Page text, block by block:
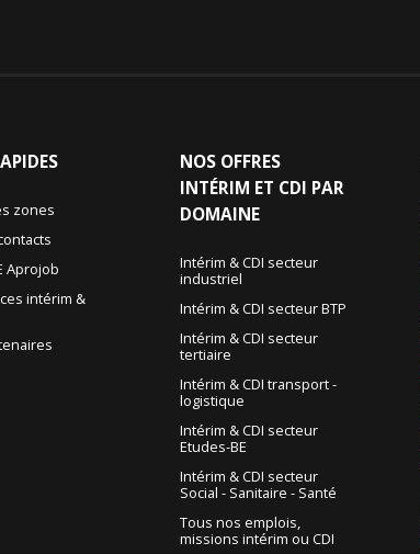
zones
Aprojob
intérim &
NOS OFFRES
INTÉRIM ET CDI PAR
DOMAINE
Intérim & CDI secteur
industriel
Intérim & CDI secteur BTP
Intérim & CDI secteur
tertiaire
Intérim & CDI transport -
logistique
Intérim & CDI secteur
Etudes-BE
Intérim & CDI secteur
Social - Sanitaire - Santé
Tous nos emplois,
missions intérim ou CDI